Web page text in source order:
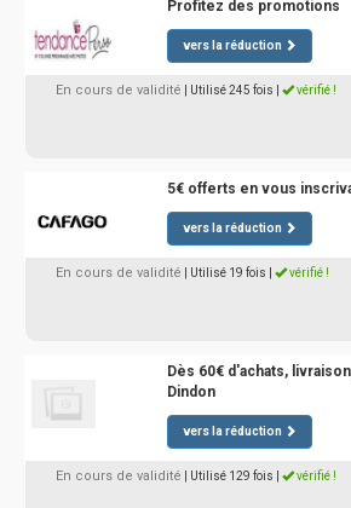
Profitez des promotions
vers la réduction
En cours de validité | Utilisé 245 fois vérifié !
5€ offerts en vous
vers la réduction
En cours de validité | Utilisé 19 fois vérifié !
Dès 60€ d'achats,
Dindon
vers la réduction
En cours de validité | Utilisé 129 fois vérifié !